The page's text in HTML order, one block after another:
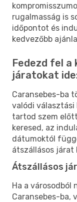
rugalmasság is
időpontot és
kedvezőbb
Fedezd fel a
járatokat
Caransebes-ba
valódi választási
tartod szem
keresed, az
dátumoktól
átszállásos járat
Átszállásos
Ha a városodból
Caransebes-ba,